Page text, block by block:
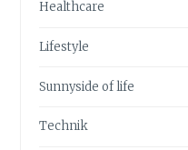
Healthcare
Lifestyle
Sunnyside of life
Technik